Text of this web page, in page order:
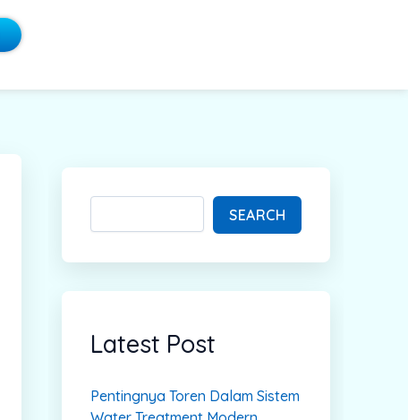
a
c
SEARCH
Latest Post
Pentingnya Toren Dalam Sistem